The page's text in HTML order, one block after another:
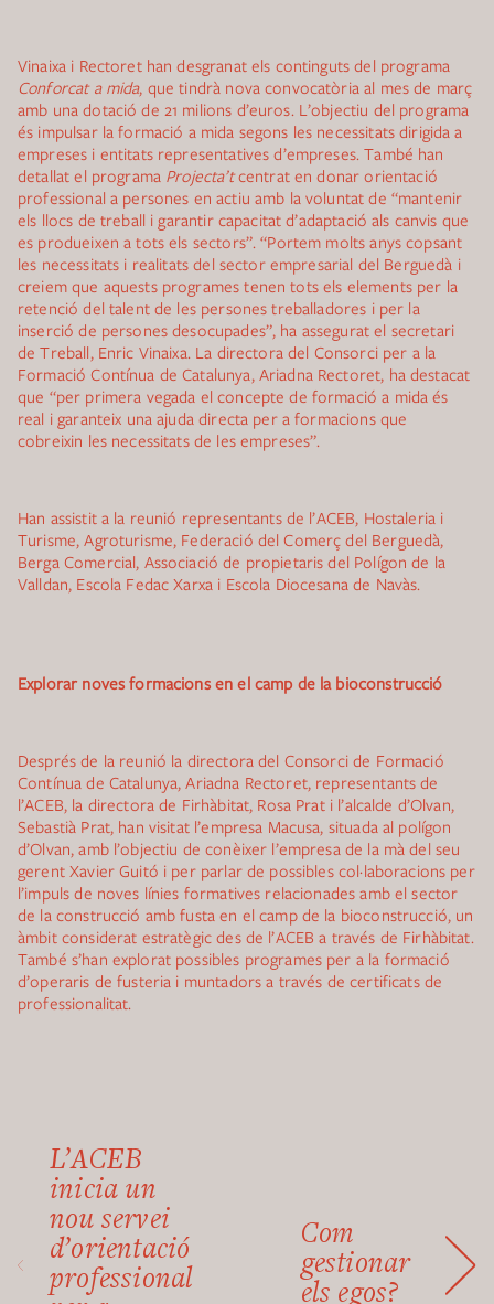
Vinaixa i Rectoret han desgranat els continguts del programa
Conforcat a mida, que tindrà nova convocatòria al mes de març
amb una dotació de 21 milions d’euros. L’objectiu del programa
és impulsar la formació a mida segons les necessitats dirigida a
empreses i entitats representatives d’empreses. També han
detallat el programa Projecta’tcentrat en donar orientació
professional a persones en actiu amb la voluntat de “mantenir
els llocs de treball i garantir capacitat d’adaptació als canvis que
es produeixen a tots els sectors”. “Portem molts anys copsant
les necessitats i realitats del sector empresarial del Berguedà i
creiem que aquests programes tenen tots els elements per la
retenció del talent de les persones treballadores i per la
inserció de persones desocupades”, ha assegurat el secretari
de Treball, Enric Vinaixa. La directora del Consorci per a la
Formació Contínua de Catalunya, Ariadna Rectoret, ha destacat
que “per primera vegada el concepte de formació a mida és
real i garanteix una ajuda directa per a formacions que
cobreixin les necessitats de les empreses”.
Han assistit a la reunió representants de l’ACEB, Hostaleria i
Turisme, Agroturisme, Federació del Comerç del Berguedà,
Berga Comercial, Associació de propietaris del Polígon de la
Valldan, Escola Fedac Xarxa i Escola Diocesana de Navàs.
Explorar noves formacions en el camp de la bioconstrucció
Després de la reunió la directora del Consorci de Formació
Contínua de Catalunya, Ariadna Rectoret, representants de
l’ACEB, la directora de Firhàbitat, Rosa Prat i l’alcalde d’Olvan,
Sebastià Prat, han visitat l’empresa Macusa, situada al polígon
d’Olvan, amb l’objectiu de conèixer l’empresa de la mà del seu
gerent Xavier Guitó i per parlar de possibles col·laboracions per
l’impuls de noves línies formatives relacionades amb el sector
de la construcció amb fusta en el camp de la bioconstrucció, un
àmbit considerat estratègic des de l’ACEB a través de Firhàbitat.
També s’han explorat possibles programes per a la formació
d’operaris de fusteria i muntadors a través de certificats de
professionalitat.
L’ACEB
inicia un
nou servei
d’orientació
professional
Com
gestionar
els egos?